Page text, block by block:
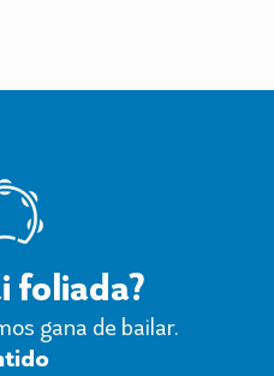
foliada?
gana de bailar.